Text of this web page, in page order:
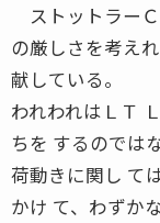
ストットラー
の厳しさを考え
献している。
われわれはＬＴ
ちを するのでは
荷動きに関し て
かけ て、わずか